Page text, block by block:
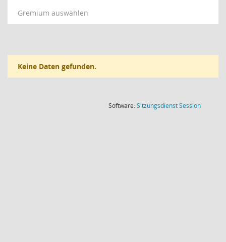
Gremium auswählen
Keine Daten gefunden.
Software:SitzungsdienstSession(Wird in